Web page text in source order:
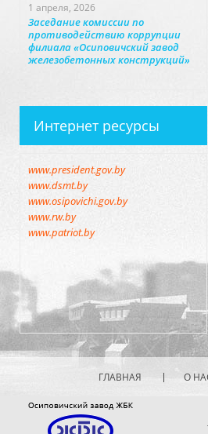
1 апреля, 2026
Заседание комиссии по
противодействию коррупции
филиала «Осиповичский завод
железобетонных конструкций»
Интернет ресурсы
www.president.gov.by
www.dsmt.by
www.osipovichi.gov.by
www.rw.by
www.patriot.by
ГЛАВНАЯ О